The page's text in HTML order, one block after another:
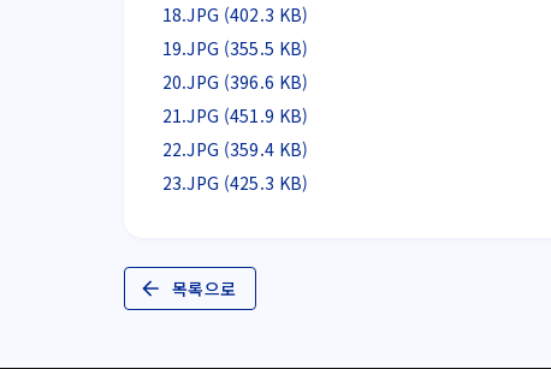
18.JPG (402.3 KB)
19.JPG (355.5 KB)
20.JPG (396.6 KB)
21.JPG (451.9 KB)
22.JPG (359.4 KB)
23.JPG (425.3 KB)
목록으로